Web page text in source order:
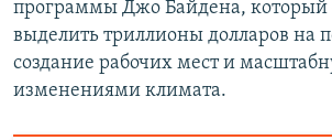
программы Джо Байдена, который
выделить триллионы долларов на
создание рабочих мест и
изменениями климата.